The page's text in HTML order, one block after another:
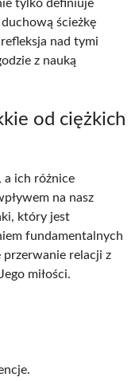
tylko definiuje
ścieżkę
nad tymi
z nauką
od ciężkich
, a ich różnice
na nasz
który jest
fundamentalnych
przerwanie relacji z
miłości.